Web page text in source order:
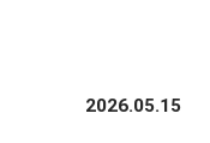
2026.05.15